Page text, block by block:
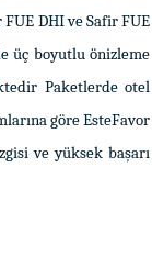
DHI ve Safir FUE
üç boyutlu önizleme
Paketlerde otel
göre EsteFavor
ve yüksek başarı